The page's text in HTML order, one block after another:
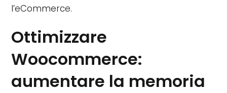
l’eCommerce.
Ottimizzare
Woocommerce:
aumentare la memoria